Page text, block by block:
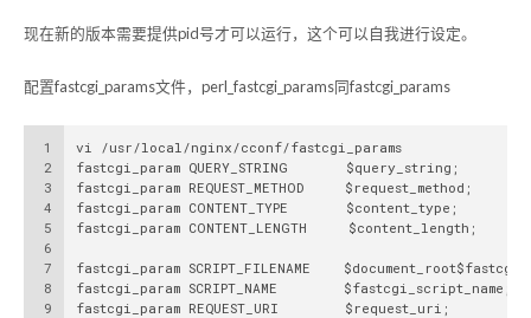
现在新的版本需要提供pid号才可以运行，这个可以自我进行设定。
配置fastcgi_params文件，perl_fastcgi_params同fastcgi_params
1
2
3
4
5
6
7
8
9
vi /usr/local/nginx/cconf/fastcgi_params
fastcgi_param QUERY_STRING       $query_string;
fastcgi_param REQUEST_METHOD     $request_method;
fastcgi_param CONTENT_TYPE       $content_type;
fastcgi_param CONTENT_LENGTH     $content_length;
fastcgi_param SCRIPT_FILENAME
fastcgi_param SCRIPT_NAME        $fastcgi_script_name;
fastcgi_param REQUEST_URI        $request_uri;